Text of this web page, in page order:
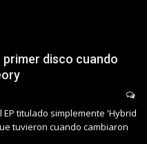
primer disco cuando
titulado simplemente 'Hybrid
tuvieron cuando cambiaron